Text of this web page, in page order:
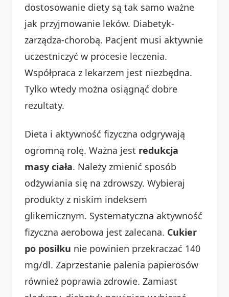
dostosowanie diety są tak samo ważne
jak przyjmowanie leków. Diabetyk-
zarządza-chorobą. Pacjent musi aktywnie
uczestniczyć w procesie leczenia.
Współpraca z lekarzem jest niezbędna.
Tylko wtedy można osiągnąć dobre
rezultaty.
Dieta i aktywność fizyczna odgrywają
ogromną rolę. Ważna jest redukcja
masy ciała. Należy zmienić sposób
odżywiania się na zdrowszy. Wybieraj
produkty z niskim indeksem
glikemicznym. Systematyczna aktywność
fizyczna aerobowa jest zalecana. Cukier
po posiłku nie powinien przekraczać 140
mg/dl. Zaprzestanie palenia papierosów
również poprawia zdrowie. Zamiast